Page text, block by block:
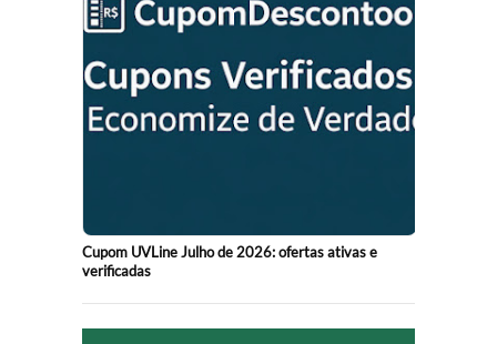
Cupom UVLine Julho de 2026: ofertas ativas e
verificadas